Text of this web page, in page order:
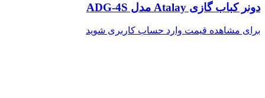
دونر کباب گازی Atalay مدل ADG-4S
برای مشاهده قیمت وارد حساب کاربری شوید